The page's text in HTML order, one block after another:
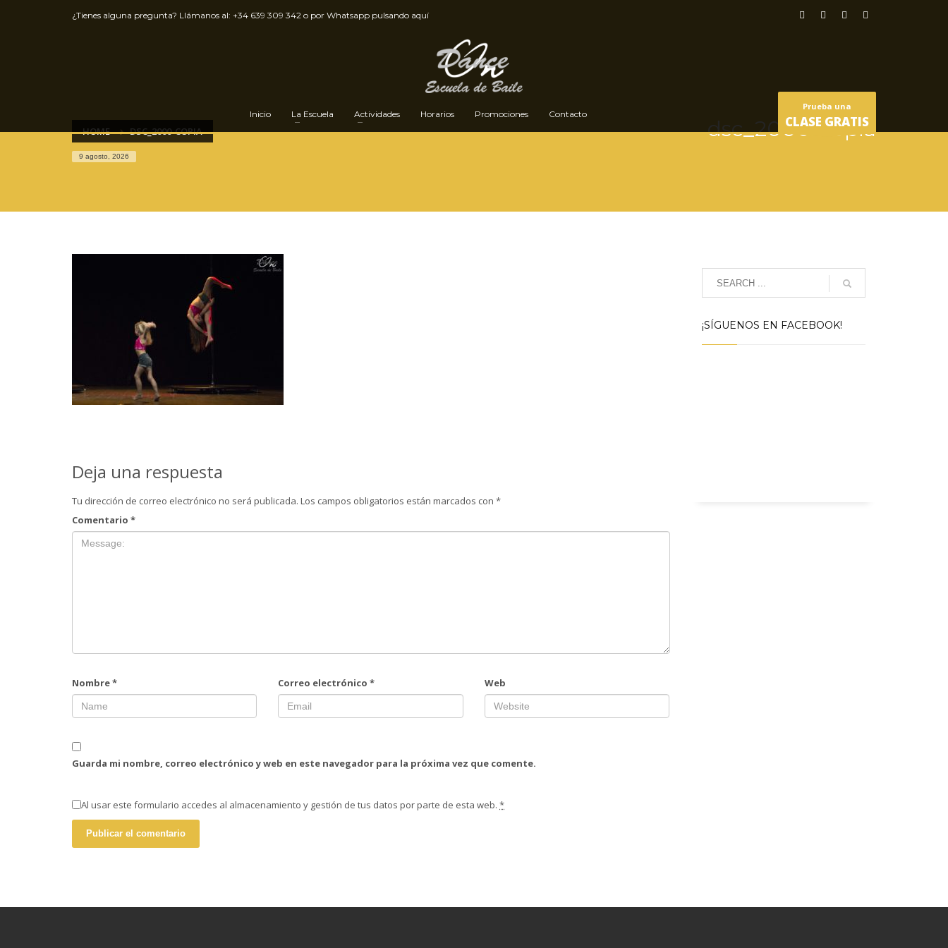
¿Tienes alguna pregunta? Llámanos al: +34 639 309 342 o por Whatsapp pulsando aquí
Inicio La Escuela Actividades Horarios Promociones Contacto
Prueba una
CLASE GRATIS
HOME DSC_2000-COPIA
9 agosto, 2026
dsc_2000-copia
Deja una respuesta
Tu dirección de correo electrónico no será publicada. Los campos obligatorios están marcados con *
Comentario *
Nombre* Correo electrónico* Web
Guarda mi nombre, correo electrónico y web en este navegador para la próxima vez que comente.
Al usar este formulario accedes al almacenamiento y gestión de tus datos por parte de esta web. *
¡SÍGUENOS EN FACEBOOK!